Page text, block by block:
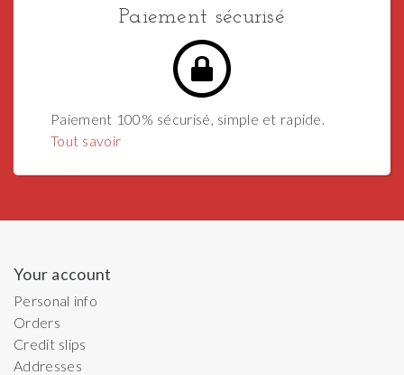
Paiement sécurisé
Paiement 100% sécurisé, simple et rapide.
Tout savoir
Your account
Personal info
Orders
Credit slips
Addresses